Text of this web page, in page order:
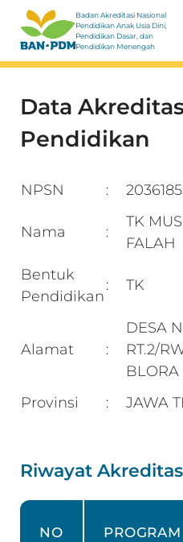
Badan Akreditasi Nasional
Pendidikan Anak Usia Dini,
Pendidikan Dasar, dan
Pendidikan Menengah
Data
Pendidikan
NPSN :
Nama :
TK
FALAH
Bentuk
Pendidikan
: TK
Alamat :
DESA
RT.2/
BLORA
Provinsi
: JAWA
Riwayat
NO PROGRAM